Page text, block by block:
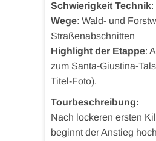
Schwierigkeit Technik:
Wege: Wald- und
Straßenabschnitten
Highlight der Etappe:
zum Santa-Giustina-
Titel-Foto).
Tourbeschreibung:
Nach lockeren ersten
beginnt der Anstieg